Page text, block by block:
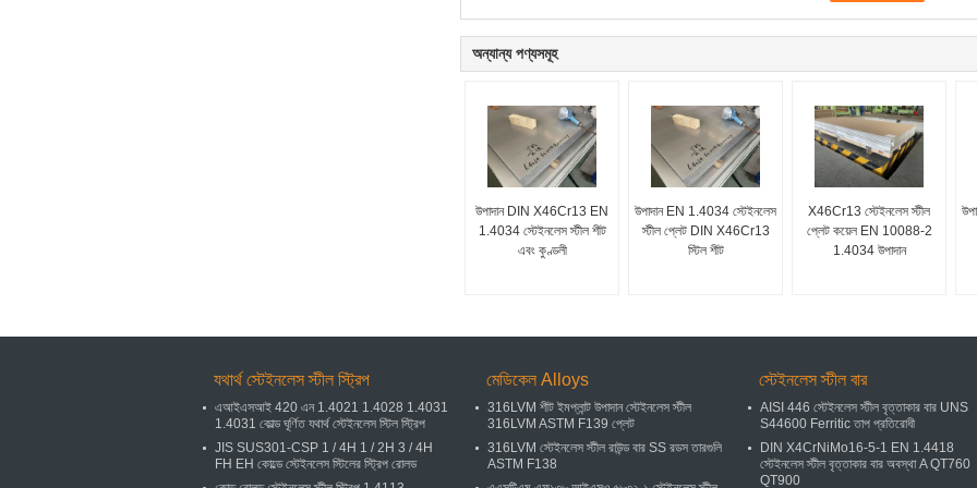
অন্যান্য পণ্যসমূহ
উপাদান DIN X46Cr13 EN
1.4034 স্টেইনলেস স্টীল শীট
এবং কুণ্ডলী
উপাদান EN 1.4034 স্টেইনলেস
স্টীল প্লেট DIN X46Cr13
স্টিল শীট
X46Cr13 স্টেইনলেস স্টীল
প্লেট কয়েল EN 10088-2
1.4034 উপাদান
যথার্থ স্টেইনলেস স্টীল স্ট্রিপ
এআইএসআই 420 এন 1.4021 1.4028 1.4031
1.4031 কোল্ড ঘূর্ণিত যথার্থ স্টেইনলেস স্টিল স্ট্রিপ
JIS SUS301-CSP 1 / 4H 1 / 2H 3 / 4H
FH EH কোল্ডে স্টেইনলেস স্টিলের স্ট্রিপ রোলড
মেডিকেল Alloys
316LVM শীট ইমপ্লান্ট উপাদান স্টেইনলেস স্টীল
316LVM ASTM F139 প্লেট
316LVM স্টেইনলেস স্টীল রাউন্ড বার SS রডস তারগুলি
ASTM F138
স্টেইনলেস স্টীল বার
AISI 446 স্টেইনলেস স্টীল বৃত্তাকার বার UNS
S44600 Ferritic তাপ প্রতিরোধী
DIN X4CrNiMo16-5-1 EN 1.4418
স্টেইনলেস স্টীল বৃত্তাকার বার অবস্থা A QT760
QT900